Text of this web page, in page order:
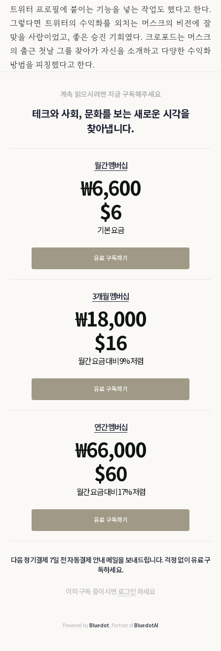
트위터 프로필에 붙이는 기능을 넣는 작업도 했다고 한다.
그렇다면 트위터의 수익화를 외치는 머스크의 비전에 잘
맞을 사람이었고, 좋은 승진 기회였다. 크로포드는 머스크
의 출근 첫날 그를 찾아가 자신을 소개하고 다양한 수익화
방법을 피칭했다고 한다.
계속 읽으시려면 지금 구독해주세요
테크와 사회, 문화를 보는 새로운 시각을
찾아냅니다.
월간 멤버십
₩6,600
$6
기본 요금
유료 구독하기
3개월 멤버십
₩18,000
$16
월간 요금 대비 9% 저렴
유료 구독하기
연간 멤버십
₩66,000
$60
월간 요금 대비 17% 저렴
유료 구독하기
다음 정기결제 7일 전 자동결제 안내 메일을 보내드립니다. 걱정 없이 유료 구
독하세요.
이미 구독 중이시면 로그인 하세요
Powered byBluedot, Partner ofBluedotAI